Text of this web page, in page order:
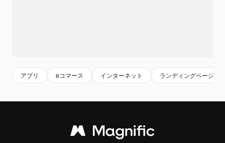
アプリ eコマース インターネット ランディングページ